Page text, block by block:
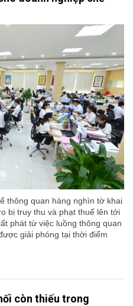
thông quan hàng nghìn tờ khai
bị truy thu và phạt thuế lên tới
phát từ việc luồng thông quan
giải phóng tại thời điểm
còn thiếu trong